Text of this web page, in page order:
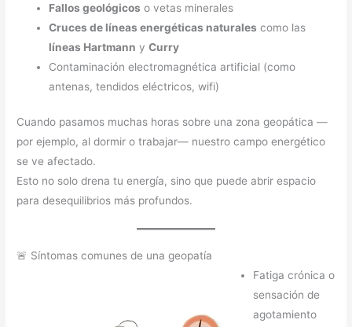
Fallos geológicos o vetas minerales
Cruces de líneas energéticas naturales como las
líneas Hartmann yCurry
Contaminación electromagnética artificial (como
antenas, tendidos eléctricos, wifi)
Cuando pasamos muchas horas sobre una zona geopática —
por ejemplo, al dormir o trabajar— nuestro campo energético
se ve afectado.
Esto no solo drena tu energía, sino que puede abrir espacio
para desequilibrios más profundos.
🚨 Síntomas comunes de una geopatía
Fatiga crónica o
sensación de
agotamiento